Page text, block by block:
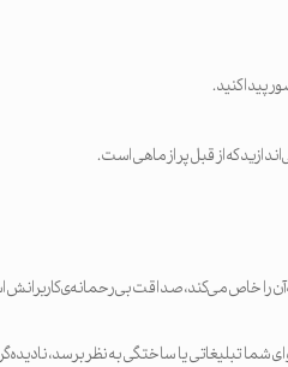
پیدا کنید.
که از قبل پر از ماهی است.
را خاص می‌کند، صداقت بی‌رحمانه‌ی
تبلیغاتی یا ساختگی به نظر برسد، نادیده